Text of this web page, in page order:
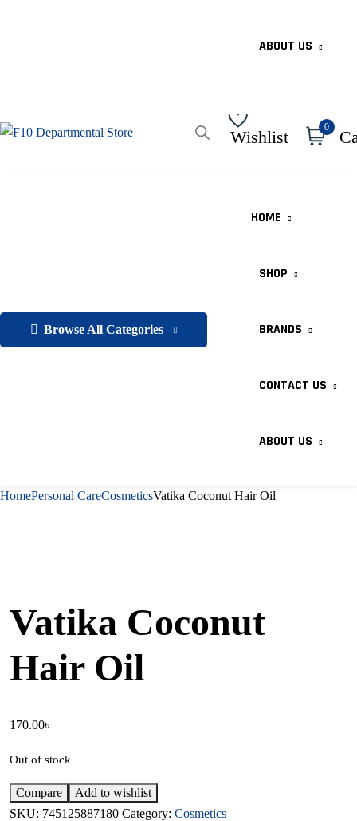
ABOUT US
Wishlist 0
Browse All Categories
HOME
SHOP
BRANDS
CONTACT US
ABOUT US
HomePersonal CareCosmeticsVatika Coconut Hair Oil
Vatika Coconut
Hair Oil
170.00৳
Out of stock
Compare
Add to wishlist
SKU: 745125887180 Category: Cosmetics